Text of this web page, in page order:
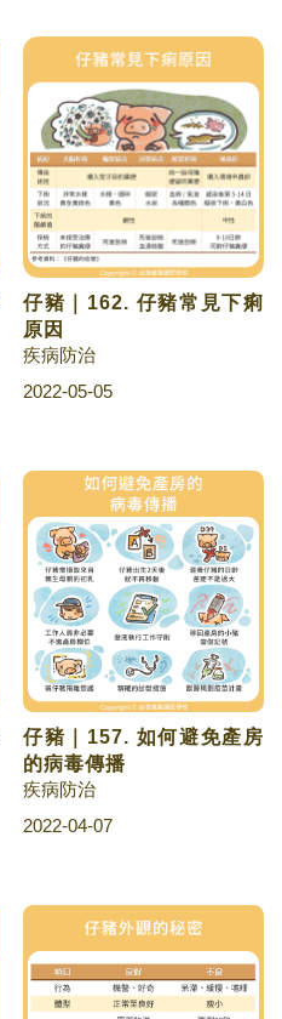
仔豬｜162. 仔豬常見下痢
原因
疾病防治
2022-05-05
仔豬｜157. 如何避免產房
的病毒傳播
疾病防治
2022-04-07